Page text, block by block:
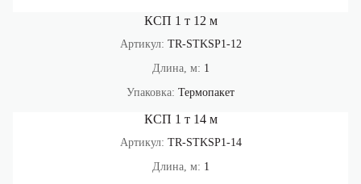
КСП 1 т 12 м
Артикул: TR-STKSP1-12
Длина, м: 1
Упаковка: Термопакет
КСП 1 т 14 м
Артикул: TR-STKSP1-14
Длина, м: 1